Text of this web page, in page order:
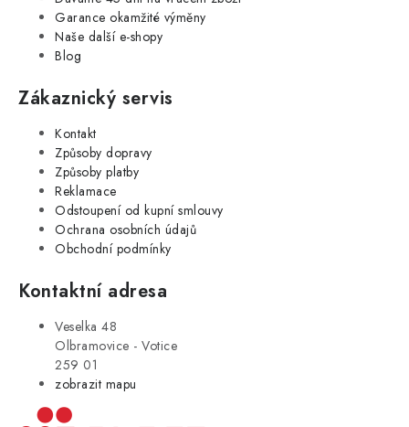
Garance okamžité výměny
Naše další e-shopy
Blog
Zákaznický servis
Kontakt
Způsoby dopravy
Způsoby platby
Reklamace
Odstoupení od kupní smlouvy
Ochrana osobních údajů
Obchodní podmínky
Kontaktní adresa
Veselka 48
Olbramovice - Votice
259 01
zobrazit mapu